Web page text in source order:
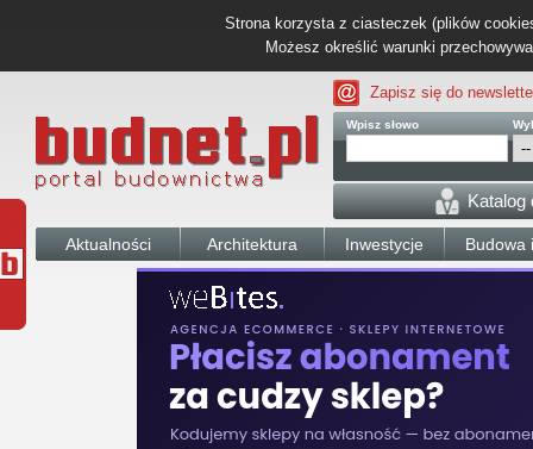
Strona korzysta z ciasteczek (plików
Możesz określić warunki
Zapisz się do
Wpisz słowo
Katalog
Aktualności Architektura Inwestycje Budowa